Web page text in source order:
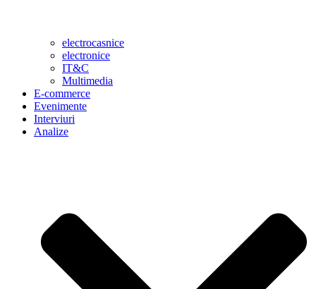
electrocasnice
electronice
IT&C
Multimedia
E-commerce
Evenimente
Interviuri
Analize